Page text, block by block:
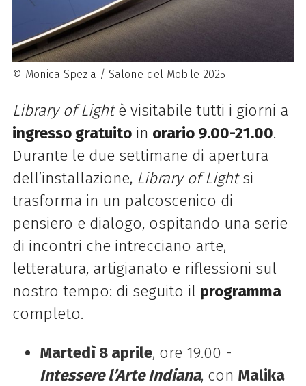
© Monica Spezia / Salone del Mobile 2025
Library of Lightè visitabile tutti i giorni a
ingresso gratuitoin orario 9.00-21.00.
Durante le due settimane di apertura
dell’installazione, Library of Lightsi
trasforma in un palcoscenico di
pensiero e dialogo, ospitando una serie
di incontri che intrecciano arte,
letteratura, artigianato e riflessioni sul
nostro tempo: di seguito il programma
completo.
Martedì 8 aprile, ore 19.00 -
Intessere l’Arte Indiana, con Malika